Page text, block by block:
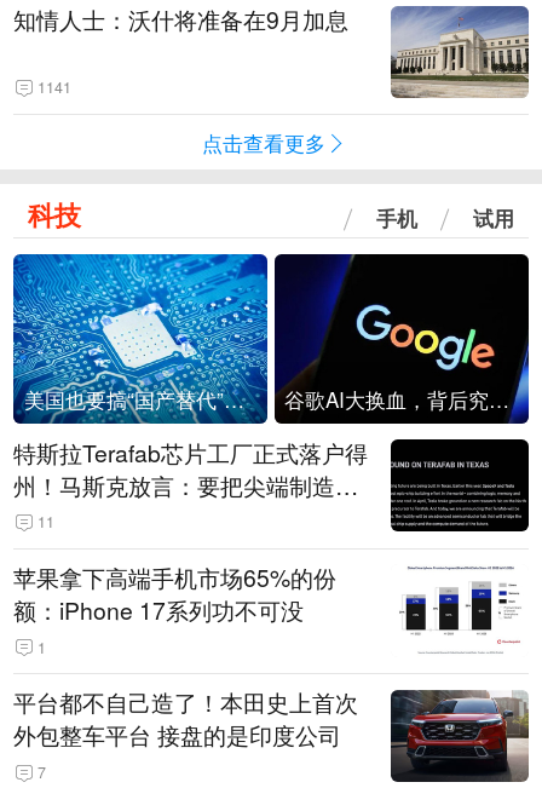
知情人士：沃什将准备在9月加息
1141
点击查看更多
科技 手机 试用
美国也要搞“国产替代”？先算清三笔账 谷歌AI大换血，背后究竟发生了什么？
特斯拉Terafab芯片工厂正式落户得
州！马斯克放言：要把尖端制造带
回美国
11
苹果拿下高端手机市场65%的份
额：iPhone 17系列功不可没
1
平台都不自己造了！本田史上首次
外包整车平台 接盘的是印度公司
7